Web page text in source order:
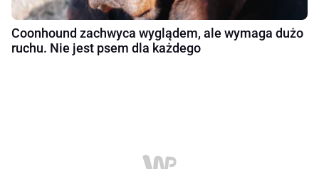
Coonhound zachwyca wyglądem, ale wymaga dużo
ruchu. Nie jest psem dla każdego